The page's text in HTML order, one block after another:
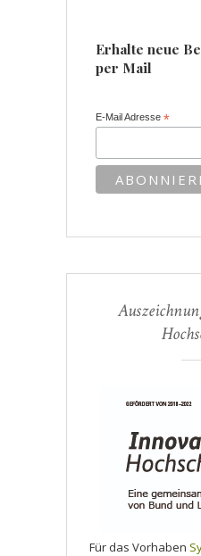
Erhalte neue
per Mail
E-Mail Adresse*
Für das Vorhaben